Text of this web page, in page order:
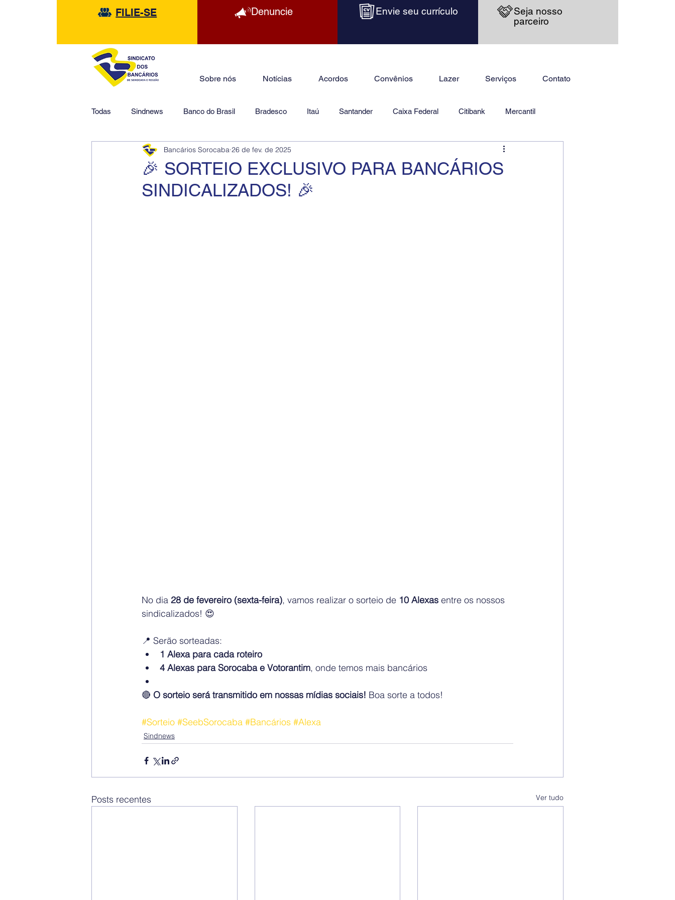
FILIE-SE Denuncie Envie seu currículo
Seja nosso
parceiro
Sobre nós Notícias Acordos Convênios Lazer Serviços Contato
Todas Sindnews Banco do Brasil Bradesco Itaú Santander Caixa Federal Citibank Mercantil
HSBC Financeiras Jurídico
🎉 SORTEIO EXCLUSIVO PARA BANCÁRIOS
SINDICALIZADOS! 🎉
Bancários Sorocaba 26 de fev. de 2025
No dia 28 de fevereiro (sexta-feira), vamos realizar o sorteio de 10 Alexas entre os nossos
sindicalizados! 😍
📍 Serão sorteadas:
1 Alexa para cada roteiro
4 Alexas para Sorocaba e Votorantim, onde temos mais bancários
🔴 O sorteio será transmitido em nossas mídias sociais! Boa sorte a todos!
#Sorteio #SeebSorocaba #Bancários #Alexa
Sindnews
Posts recentes Ver tudo